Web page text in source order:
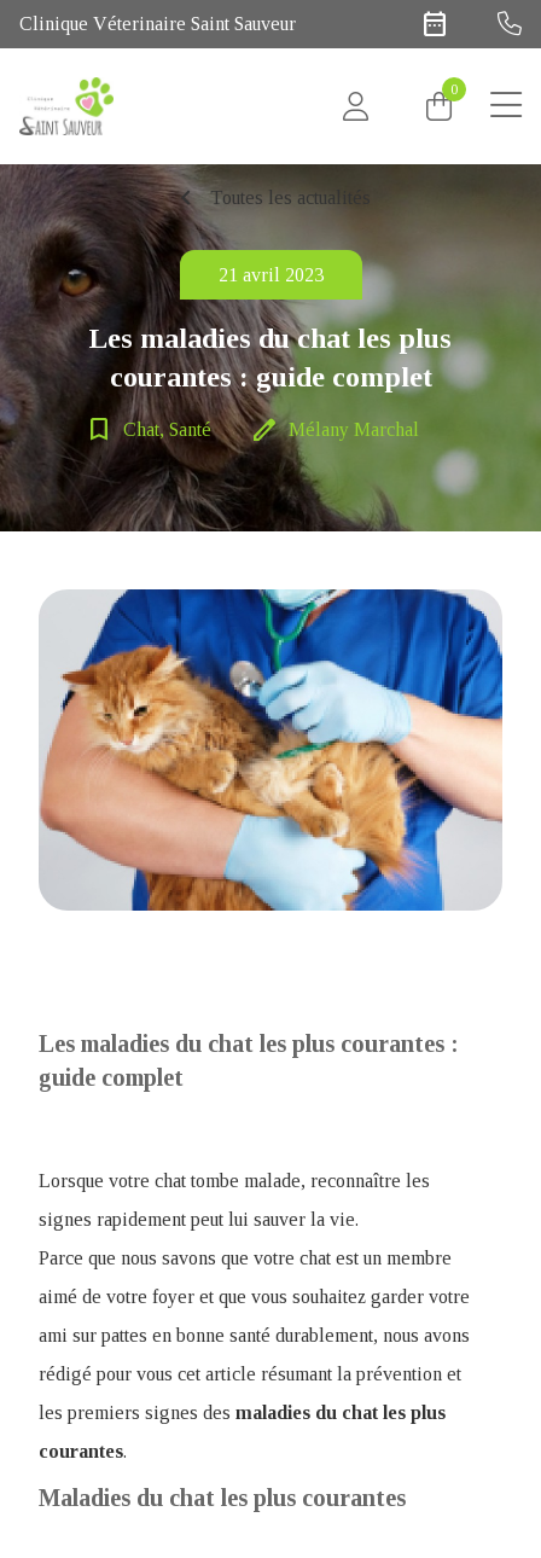
Clinique Véterinaire Saint Sauveur date_range
0
chevron_left Toutes les actualités
21 avril 2023
Les maladies du chat les plus
courantes : guide complet
bookmark_border Chat, Santé edit Mélany Marchal
Les maladies du chat les plus courantes :
guide complet
Lorsque votre chat tombe malade, reconnaître les
signes rapidement peut lui sauver la vie.
Parce que nous savons que votre chat est un membre
aimé de votre foyer et que vous souhaitez garder votre
ami sur pattes en bonne santé durablement, nous avons
rédigé pour vous cet article résumant la prévention et
les premiers signes des maladies du chat les plus
courantes.
Maladies du chat les plus courantes